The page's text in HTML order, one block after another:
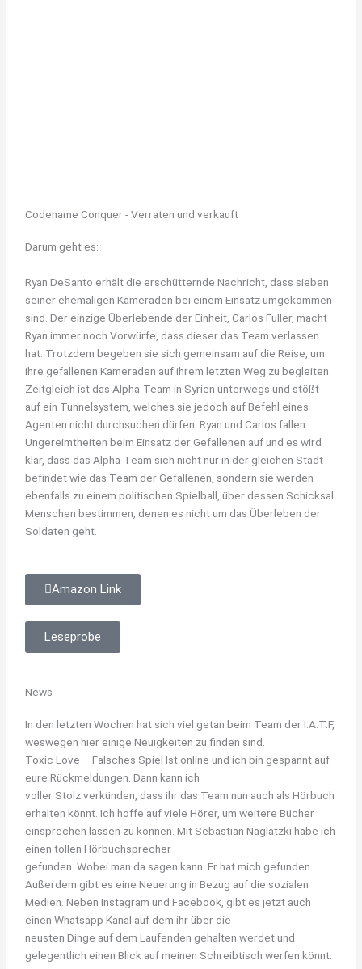
Codename Conquer - Verraten und verkauft
Darum geht es:
Ryan DeSanto erhält die erschütternde Nachricht, dass sieben
seiner ehemaligen Kameraden bei einem Einsatz umgekommen
sind. Der einzige Überlebende der Einheit, Carlos Fuller, macht
Ryan immer noch Vorwürfe, dass dieser das Team verlassen
hat. Trotzdem begeben sie sich gemeinsam auf die Reise, um
ihre gefallenen Kameraden auf ihrem letzten Weg zu begleiten.
Zeitgleich ist das Alpha-Team in Syrien unterwegs und stößt
auf ein Tunnelsystem, welches sie jedoch auf Befehl eines
Agenten nicht durchsuchen dürfen. Ryan und Carlos fallen
Ungereimtheiten beim Einsatz der Gefallenen auf und es wird
klar, dass das Alpha-Team sich nicht nur in der gleichen Stadt
befindet wie das Team der Gefallenen, sondern sie werden
ebenfalls zu einem politischen Spielball, über dessen Schicksal
Menschen bestimmen, denen es nicht um das Überleben der
Soldaten geht.
Amazon Link
Leseprobe
News
In den letzten Wochen hat sich viel getan beim Team der I.A.T.F,
weswegen hier einige Neuigkeiten zu finden sind.
Toxic Love – Falsches Spiel Ist online und ich bin gespannt auf
eure Rückmeldungen. Dann kann ich
voller Stolz verkünden, dass ihr das Team nun auch als Hörbuch
erhalten könnt. Ich hoffe auf viele Hörer, um weitere Bücher
einsprechen lassen zu können. Mit Sebastian Naglatzki habe ich
einen tollen Hörbuchsprecher
gefunden. Wobei man da sagen kann: Er hat mich gefunden.
Außerdem gibt es eine Neuerung in Bezug auf die sozialen
Medien. Neben Instagram und Facebook, gibt es jetzt auch
einen Whatsapp Kanal auf dem ihr über die
neusten Dinge auf dem Laufenden gehalten werdet und
gelegentlich einen Blick auf meinen Schreibtisch werfen könnt.